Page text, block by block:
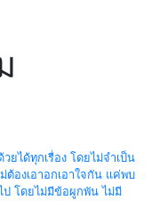
ยได้ทุกเรื่อง โดยไม่จำเป็น
ต้องเอาอกเอาใจกัน แค่พบ
ป โดยไม่มีข้อผูกพัน ไม่มี